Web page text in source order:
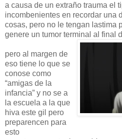
a causa de un extraño trauma el
incombenientes en recordar una
cosas, pero no le tengan lastima
genere un tumor terminal al final
pero al margen de
eso tiene lo que se
conose como
“amigas de la
infancia” y no se a
la escuela a la que
hiva este gil pero
preparencen para
esto